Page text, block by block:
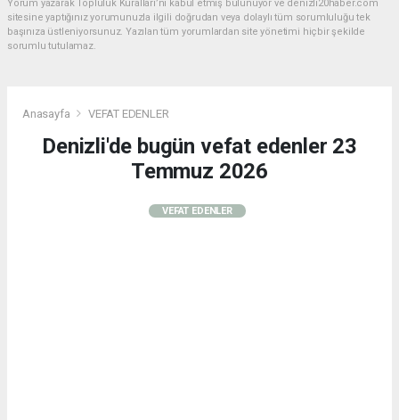
Yorum yazarak Topluluk Kuralları’nı kabul etmiş bulunuyor ve denizli20haber.com
sitesine yaptığınız yorumunuzla ilgili doğrudan veya dolaylı tüm sorumluluğu tek
başınıza üstleniyorsunuz. Yazılan tüm yorumlardan site yönetimi hiçbir şekilde
sorumlu tutulamaz.
Anasayfa VEFAT EDENLER
Denizli'de bugün vefat edenler 23
Temmuz 2026
VEFAT EDENLER